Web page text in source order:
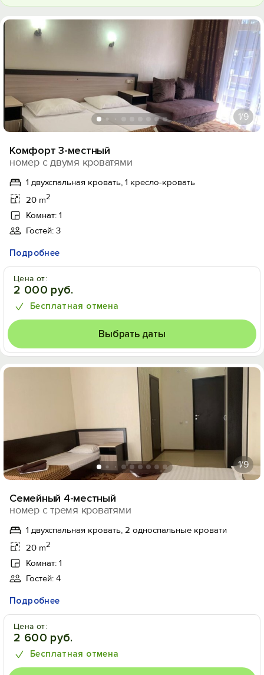
1/9
Комфорт 3-местный
номер с двумя кроватями
1 двухспальная кровать, 1 кресло-кровать
20 m2
Комнат: 1
Гостей: 3
Подробнее
Цена от:
2 000 руб.
Бесплатная отмена
Выбрать даты
1/9
Семейный 4-местный
номер с тремя кроватями
1 двухспальная кровать, 2 односпальные кровати
20 m2
Комнат: 1
Гостей: 4
Подробнее
Цена от:
2 600 руб.
Бесплатная отмена